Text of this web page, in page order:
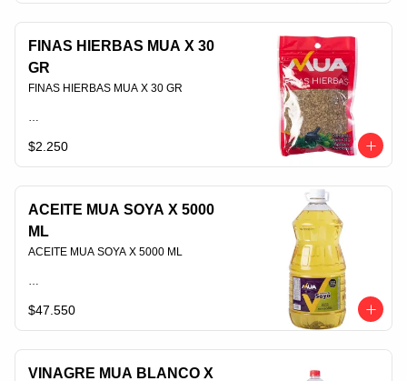
FINAS HIERBAS MUA X 30
GR
FINAS HIERBAS MUA X 30 GR
$2.250
ACEITE MUA SOYA X 5000
ML
ACEITE MUA SOYA X 5000 ML
$47.550
VINAGRE MUA BLANCO X